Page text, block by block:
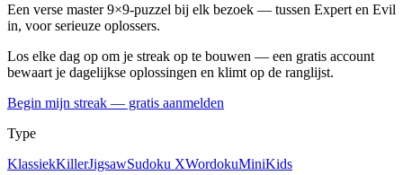
Een verse master 9×9-puzzel bij elk bezoek — tussen Expert en Evil
in, voor serieuze oplossers.
Los elke dag op om je streak op te bouwen — een gratis account
bewaart je dagelijkse oplossingen en klimt op de ranglijst.
Begin mijn streak — gratis aanmelden
Type
KlassiekKillerJigsawSudoku XWordokuMiniKids